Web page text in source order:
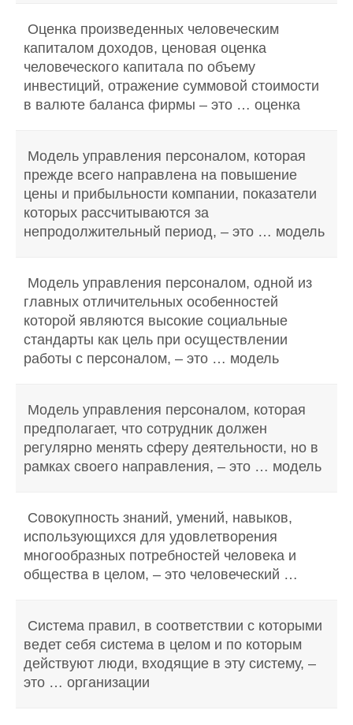
Оценка произведенных человеческим
капиталом доходов, ценовая оценка
человеческого капитала по объему
инвестиций, отражение суммовой стоимости
в валюте баланса фирмы – это … оценка
Модель управления персоналом, которая
прежде всего направлена на повышение
цены и прибыльности компании, показатели
которых рассчитываются за
непродолжительный период, – это … модель
Модель управления персоналом, одной из
главных отличительных особенностей
которой являются высокие социальные
стандарты как цель при осуществлении
работы с персоналом, – это … модель
Модель управления персоналом, которая
предполагает, что сотрудник должен
регулярно менять сферу деятельности, но в
рамках своего направления, – это … модель
Совокупность знаний, умений, навыков,
использующихся для удовлетворения
многообразных потребностей человека и
общества в целом, – это человеческий …
Система правил, в соответствии с которыми
ведет себя система в целом и по которым
действуют люди, входящие в эту систему, –
это … организации